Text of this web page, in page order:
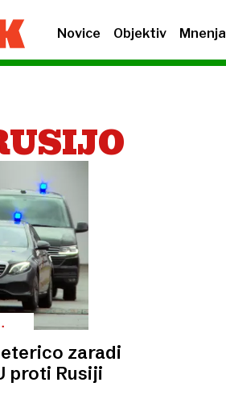
Novice Objektiv Mnenja
zaradi
proti Rusiji